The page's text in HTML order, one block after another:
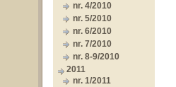
nr. 4/2010
nr. 5/2010
nr. 6/2010
nr. 7/2010
nr. 8-9/2010
2011
nr. 1/2011